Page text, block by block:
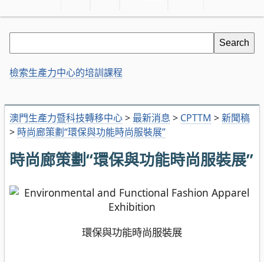
澳門生產力暨科技轉移中心> 最新消息 > CPTTM >新聞稿
> 時尚廊策劃“環保與功能時尚服裝展”
時尚廊策劃“環保與功能時尚服裝展”
環保與功能時尚服裝展
檢索生產力中心的培訓課程